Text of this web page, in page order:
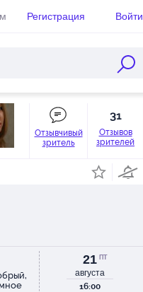
Регистрация Войти
Отзывчивый
зритель
31
Отзывов
зрителей
21 ПТ
августа
16:00